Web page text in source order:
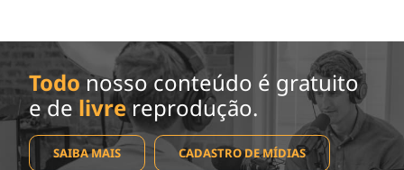
Todo nosso conteúdo é gratuito
e de livrereprodução.
SAIBA MAIS CADASTRO DE MÍDIAS